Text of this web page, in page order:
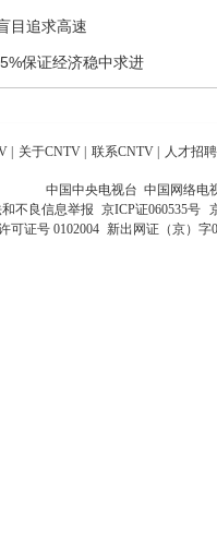
目追求高速
保证经济稳中求进
| 关于CNTV | 联系CNTV | 人才招聘
中国中央电视台 中国网络电
不良信息举报 京ICP证060535号
可证号 0102004 新出网证（京）